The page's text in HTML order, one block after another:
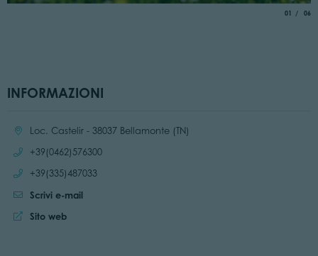
01 di
06
INFORMAZIONI
Località:Loc. Castelir - 38037 Bellamonte (TN)
Chiama:
+39(0462)576300
Chiama:
+39(335)487033
Scrivi e-mail
Sito web:
Sito web